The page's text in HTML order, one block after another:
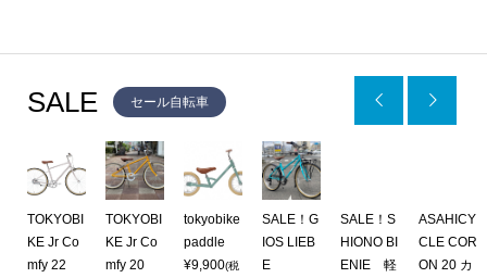
SALE セール自転車 
TOKYOBI
KE Jr Co
mfy 22
TOKYOBI
KE Jr Co
mfy 20
tokyobike
paddle
¥9,900(税
SALE！G
IOS LIEB
E
SALE！S
HIONO BI
ENIE 軽
ASAHICY
CLE COR
ON 20 カ
